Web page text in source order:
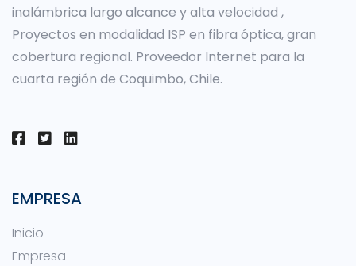
inalámbrica largo alcance y alta velocidad ,
Proyectos en modalidad ISP en fibra óptica, gran
cobertura regional. Proveedor Internet para la
cuarta región de Coquimbo, Chile.
EMPRESA
Inicio
Empresa